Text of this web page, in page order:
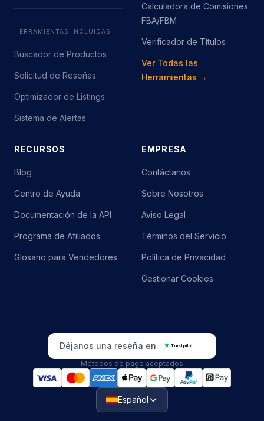
HERRAMIENTAS INCLUIDAS
Buscador de Productos
Solicitud de Reseñas
Optimizador de Listings
Sistema de Alertas
Calculadora de Comisiones
FBA/FBM
Verificador de Títulos
Ver Todas las
Herramientas →
RECURSOS
Blog
Centro de Ayuda
Documentación de la API
Programa de Afiliados
Glosario para Vendedores
EMPRESA
Contáctanos
Sobre Nosotros
Aviso Legal
Términos del Servicio
Política de Privacidad
Gestionar Cookies
Déjanos una reseña en Trustpilot
Métodos de pago aceptados
Español